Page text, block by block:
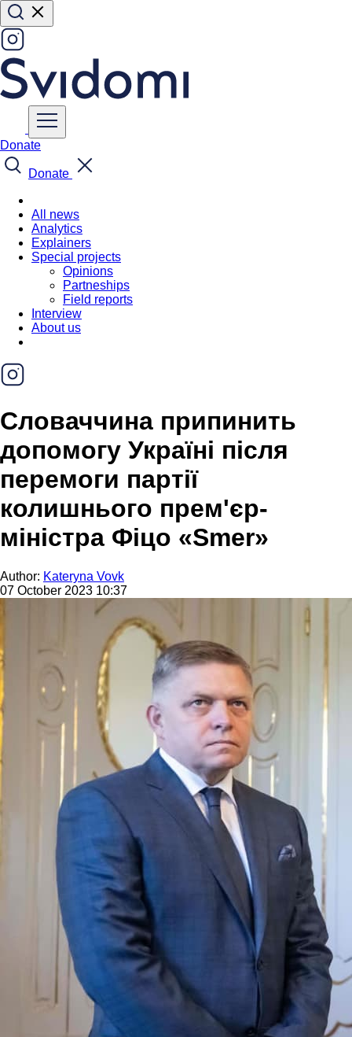
Donate
Donate
All news
Analytics
Explainers
Special projects
Opinions
Partneships
Field reports
Interview
About us
Cловаччина припинить
допомогу Україні після
перемоги партії
колишнього прем'єр-
міністра Фіцо «Smer»
Author: Kateryna Vovk
07 October 2023 10:37